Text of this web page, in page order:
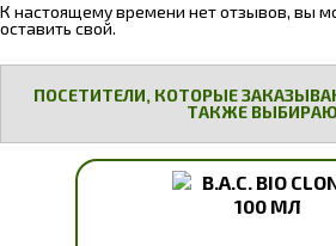
К настоящему времени нет отзывов, вы
оставить свой.
ПОСЕТИТЕЛИ, КОТОРЫЕ
ТАКЖЕ